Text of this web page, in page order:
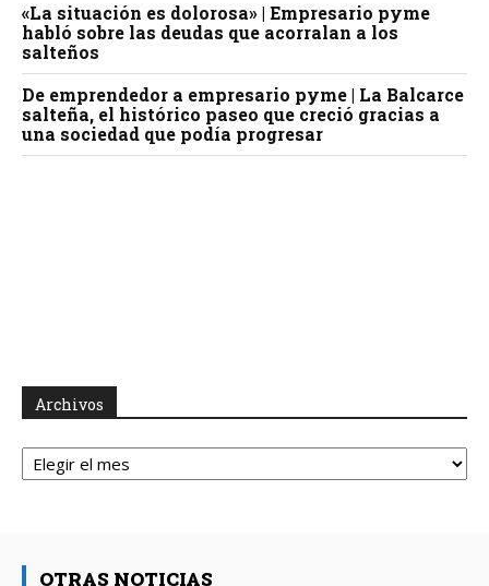
«La situación es dolorosa» | Empresario pyme
habló sobre las deudas que acorralan a los
salteños
De emprendedor a empresario pyme | La Balcarce
salteña, el histórico paseo que creció gracias a
una sociedad que podía progresar
Archivos
Archivos
OTRAS NOTICIAS